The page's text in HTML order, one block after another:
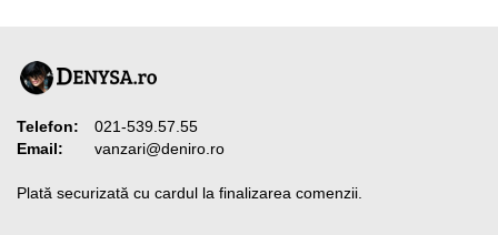
Telefon:
021-539.57.55
Email:
vanzari@deniro.ro
Plată securizată cu cardul la finalizarea comenzii.